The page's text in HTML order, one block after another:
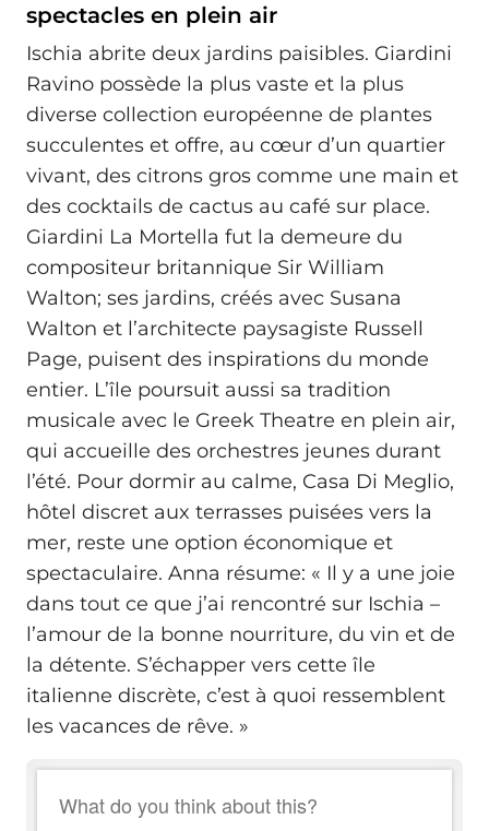
spectacles en plein air
Ischia abrite deux jardins paisibles. Giardini
Ravino possède la plus vaste et la plus
diverse collection européenne de plantes
succulentes et offre, au cœur d’un quartier
vivant, des citrons gros comme une main et
des cocktails de cactus au café sur place.
Giardini La Mortella fut la demeure du
compositeur britannique Sir William
Walton; ses jardins, créés avec Susana
Walton et l’architecte paysagiste Russell
Page, puisent des inspirations du monde
entier. L’île poursuit aussi sa tradition
musicale avec le Greek Theatre en plein air,
qui accueille des orchestres jeunes durant
l’été. Pour dormir au calme, Casa Di Meglio,
hôtel discret aux terrasses puisées vers la
mer, reste une option économique et
spectaculaire. Anna résume: « Il y a une joie
dans tout ce que j’ai rencontré sur Ischia –
l’amour de la bonne nourriture, du vin et de
la détente. S’échapper vers cette île
italienne discrète, c’est à quoi ressemblent
les vacances de rêve. »